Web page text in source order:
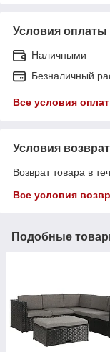
Условия оплаты
Наличными
Безналичный
Все условия
Условия
Возврат товара в
Все условия
Подобные